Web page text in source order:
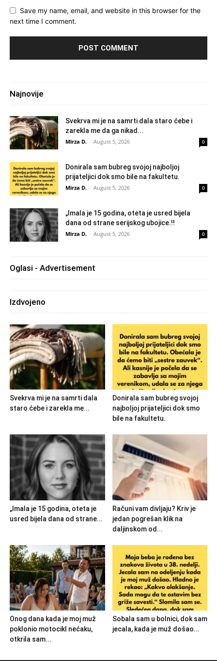
Save my name, email, and website in this browser for the
next time I comment.
Najnovije
Svekrva mi je na samrti dala staro ćebe i
zarekla me da ga nikad...
Mirza D. - August 5, 2026 0
Donirala sam bubreg svojoj najboljoj
prijateljici dok smo bile na fakultetu.
Mirza D. - August 5, 2026 0
„Imala je 15 godina, oteta je usred bijela
dana od strane serijskog ubojice.!!
Mirza D. - August 5, 2026 0
Oglasi - Advertisement
Izdvojeno
Svekrva mi je na samrti dala
staro ćebe i zarekla me...
Donirala sam bubreg svojoj
najboljoj prijateljici dok smo
bile na fakultetu.
„Imala je 15 godina, oteta je
usred bijela dana od strane...
Računi vam divljaju? Kriv je
jedan pogrešan klik na
daljinskom od...
Onog dana kada je moj muž
poklonio motocikl nećaku,
otkrila sam...
Sobala sam u bolnici, dok sam
jecala, kada je muž došao...